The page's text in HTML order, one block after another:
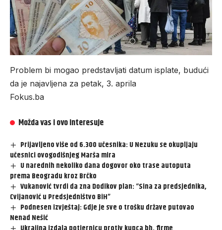
Problem bi mogao predstavljati datum isplate, budući
da je najavljena za petak, 3. aprila
Fokus.ba
Možda vas i ovo interesuje
Prijavljeno više od 6.300 učesnika: U Nezuku se okupljaju
učesnici ovogodišnjeg Marša mira
U narednih nekoliko dana dogovor oko trase autoputa
prema Beogradu kroz Brčko
Vukanović tvrdi da zna Dodikov plan: “Sina za predsjednika,
Cvijanović u Predsjedništvo BiH”
Podnesen izvještaj: Gdje je sve o trošku države putovao
Nenad Nešić